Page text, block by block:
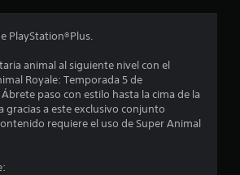
s
PlayStation®Plus.
animal al siguiente nivel con el
Royale: Temporada 5 de
paso con estilo hasta la cima de la
gracias a este exclusivo conjunto
requiere el uso de Super Animal